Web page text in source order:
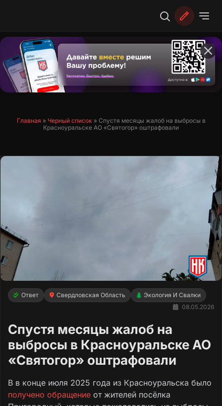
Главная » Черный список » Спустя месяцы жалоб на выбросы в
Красноуральске АО «Святогор» оштрафовали
Ответ Свердловская Область
Экология И Свалки
08.05.2026
Спустя месяцы жалоб на
выбросы в Красноуральске АО
«Святогор» оштрафовали
В в конце июля 2025 года из Красноуральска было
получено обращение от жителей посёлка